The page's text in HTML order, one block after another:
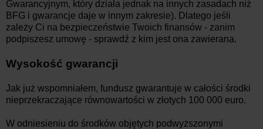
Gwarancyjnym, który działa jednak na innych zasadach niż
BFG i gwarancje daje w innym zakresie). Dlatego jeśli
zależy Ci na bezpieczeństwie Twoich finansów - zanim
podpiszesz umowę - sprawdź z kim jest ona zawierana.
Wysokość gwarancji
Jak już wspomniałem, fundusz gwarantuje w całości środki
nieprzekraczające równowartości w złotych 100 000 euro.
W odniesieniu do środków objętych podwyższonymi